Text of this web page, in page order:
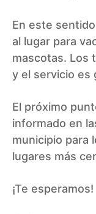
En este
al lugar para
mascotas. Los
y el servicio es
El próximo
informado en
municipio para
lugares más
¡Te esperamos!